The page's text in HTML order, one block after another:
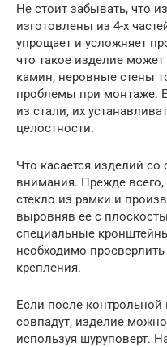
Не стоит забывать, что
изготовлены из 4-х
упрощает и усложняет
что такое изделие
камин, неровные стены
проблемы при монтаже.
из стали, их
целостности.
Что касается изделий со
внимания. Прежде
стекло из рамки и
выровняв ее с
специальные
необходимо
крепления.
Если после контрольной
совпадут, изделие
используя шуруповерт.